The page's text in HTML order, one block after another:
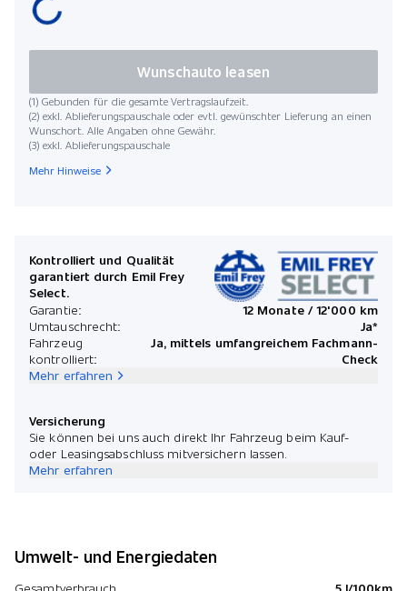
(1) Gebunden für die gesamte Vertragslaufzeit.
(2) exkl. Ablieferungspauschale oder evtl. gewünschter Lieferung an einen
Wunschort. Alle Angaben ohne Gewähr.
(3) exkl. Ablieferungspauschale
Wunschauto leasen
Mehr Hinweise
Kontrolliert und Qualität
garantiert durch Emil Frey
Select.
Garantie:
12 Monate / 12'000 km
Umtauschrecht:
Ja*
Fahrzeug
kontrolliert:
Ja, mittels umfangreichem Fachmann-
Check
Mehr erfahren
Versicherung
Sie können bei uns auch direkt Ihr Fahrzeug beim Kauf-
oder Leasingsabschluss mitversichern lassen.
Mehr erfahren
Umwelt- und Energiedaten